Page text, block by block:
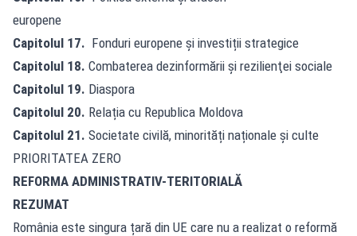
europene
Capitolul 17. Fonduri europene și investiții strategice
Capitolul 18. Combaterea dezinformării şi rezilienţei sociale
Capitolul 19. Diaspora
Capitolul 20. Relația cu Republica Moldova
Capitolul 21. Societate civilă, minorități naționale și culte
PRIORITATEA ZERO
REFORMA ADMINISTRATIV-TERITORIALĂ
REZUMAT
România este singura țară din UE care nu a realizat o reformă